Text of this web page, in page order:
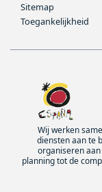
Sitemap
Toegankelijkheid
Wij werken
diensten aan te
organiseren
planning tot de